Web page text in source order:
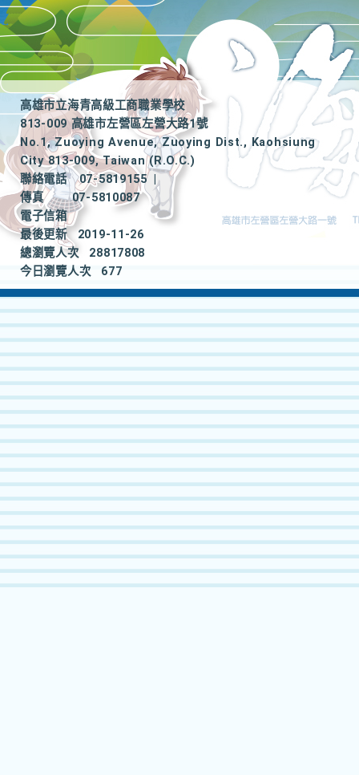
高雄市立海青高級工商職業學校
813-009 高雄市左營區左營大路1號
No.1, Zuoying Avenue, Zuoying Dist., Kaohsiung
City 813-009, Taiwan (R.O.C.)
聯絡電話
07-5819155
|
傳真
07-5810087
電子信箱
最後更新
2019-11-26
總瀏覽人次
28817808
今日瀏覽人次
677